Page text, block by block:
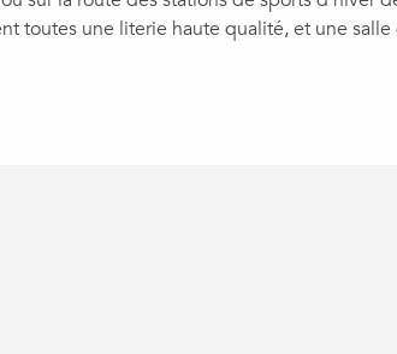
toutes une literie haute qualité, et une